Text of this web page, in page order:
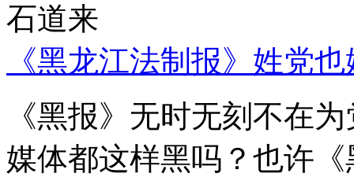
石道来
《黑龙江法制报》姓党
《黑报》无时无刻不在
媒体都这样黑吗？也许